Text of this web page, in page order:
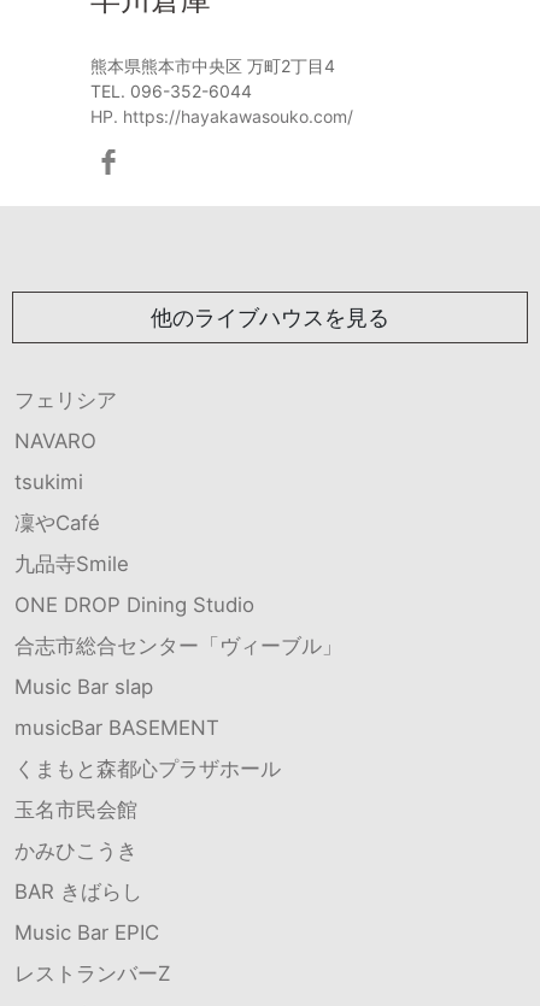
熊本県熊本市中央区 万町2丁目4
TEL. 096-352-6044
HP. https://hayakawasouko.com/
他のライブハウスを見る
フェリシア
NAVARO
tsukimi
凜やCafé
九品寺Smile
ONE DROP Dining Studio
合志市総合センター「ヴィーブル」
Music Bar slap
musicBar BASEMENT
くまもと森都心プラザホール
玉名市民会館
かみひこうき
BAR きばらし
Music Bar EPIC
レストランバーZ